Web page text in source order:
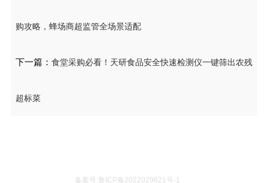
购攻略，蜂场商超监管全场景适配
下一篇： 食堂采购必看！天研食品安全快速检测仪一键筛出农残
超标菜
备案号:鲁ICP备2022029621号-1